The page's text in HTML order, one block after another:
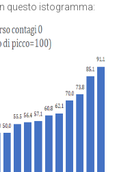
questo istogramma: